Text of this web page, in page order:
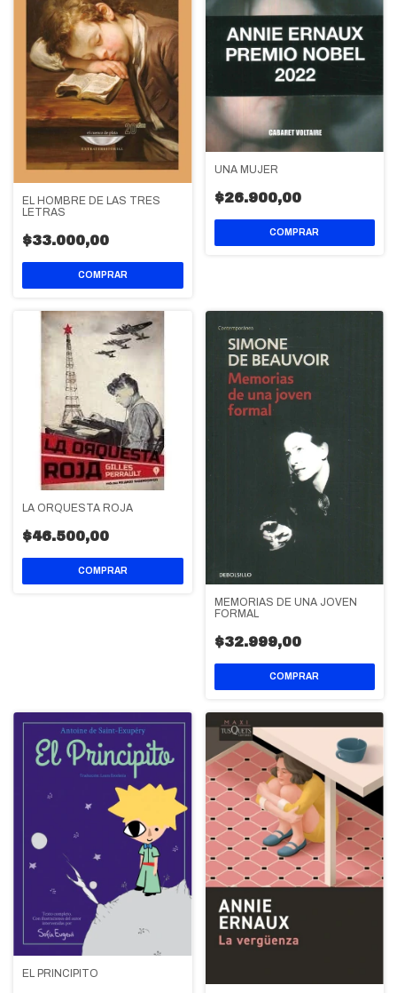
EL HOMBRE DE LAS TRES
LETRAS
$33.000,00
UNA MUJER
$26.900,00
LA ORQUESTA ROJA
$46.500,00
MEMORIAS DE UNA JOVEN
FORMAL
$32.999,00
EL PRINCIPITO